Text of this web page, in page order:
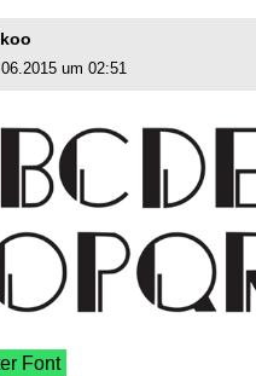
um 02:51
Font